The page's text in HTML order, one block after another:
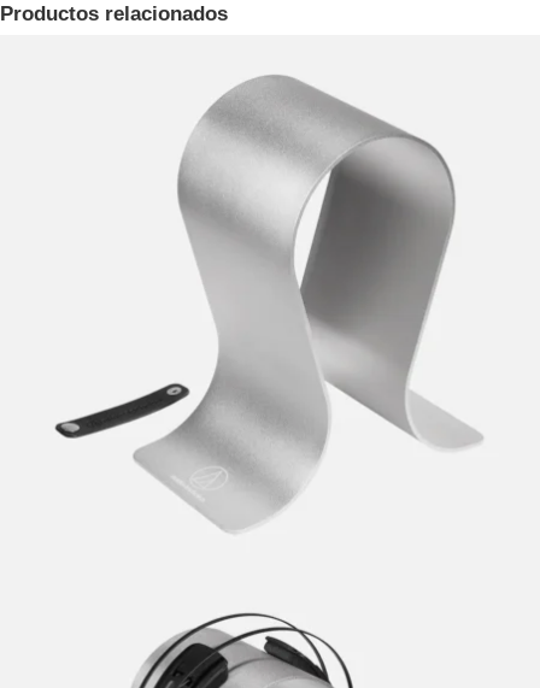
Productos relacionados